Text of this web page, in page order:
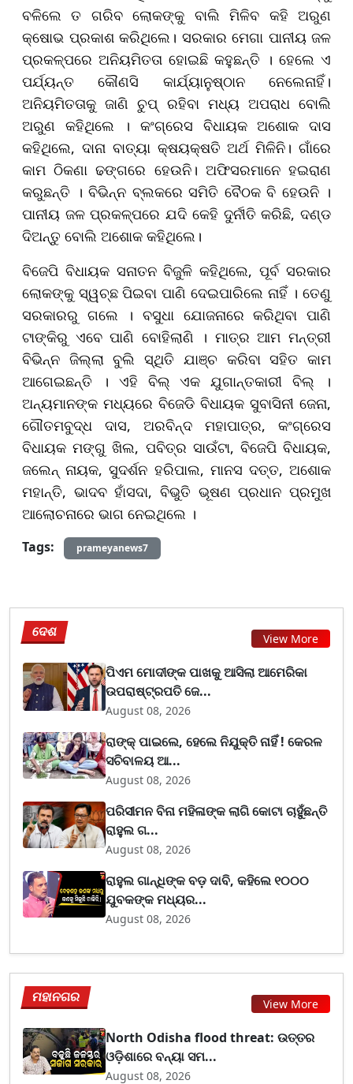
ବଳିଲେ ତ ଗରିବ ଲୋକଙ୍କୁ ବାଲି ମିଳିବ କହି ଅରୁଣ
କ୍ଷୋଭ ପ୍ରକାଶ କରିଥିଲେ। ସରକାର ମେଗା ପାନୀୟ ଜଳ
ପ୍ରକଳ୍ପରେ ଅନିୟମିତତା ହୋଇଛି କହୁଛନ୍ତି । ହେଲେ ଏ
ପର୍ଯ୍ୟନ୍ତ କୌଣସି କାର୍ଯ୍ୟାନୁଷ୍ଠାନ ନେଲେନାହିଁ।
ଅନିୟମିତତାକୁ ଜାଣି ଚୁପ୍‌ ରହିବା ମଧ୍ୟ ଅପରାଧ ବୋଲି
ଅରୁଣ କହିଥିଲେ । କଂଗ୍ରେସ ବିଧାୟକ ଅଶୋକ ଦାସ
କହିଥିଲେ, ଦାନା ବାତ୍ୟା କ୍ଷୟକ୍ଷତି ଅର୍ଥ ମିଳିନି। ଗାଁରେ
କାମ ଠିକଣା ଢଙ୍ଗରେ ହେଉନି। ଅଫିସରମାନେ ହଇରାଣ
କରୁଛନ୍ତି । ବିଭିନ୍ନ ବ୍ଲକରେ ସମିତି ବୈଠକ ବି ହେଉନି ।
ପାନୀୟ ଜଳ ପ୍ରକଳ୍ପରେ ଯଦି କେହି ଦୁର୍ନୀତି କରିଛି, ଦଣ୍ଡ
ଦିଅନ୍ତୁ ବୋଲି ଅଶୋକ କହିଥିଲେ।
ବିଜେପି ବିଧାୟକ ସନାତନ ବିଜୁଳି କହିଥିଲେ, ପୂର୍ବ ସରକାର
ଲୋକଙ୍କୁ ସ୍ୱଚ୍ଛ ପିଇବା ପାଣି ଦେଇପାରିଲେ ନାହିଁ । ତେଣୁ
ସରକାରରୁ ଗଲେ । ବସୁଧା ଯୋଜନାରେ କରିଥିବା ପାଣି
ଟାଙ୍କିରୁ ଏବେ ପାଣି ବୋହିଲାଣି । ମାତ୍ର ଆମ ମନ୍ତ୍ରୀ
ବିଭିନ୍ନ ଜିଲ୍ଲା ବୁଲି ସ୍ଥିତି ଯାଞ୍ଚ କରିବା ସହିତ କାମ
ଆଗେଇଛନ୍ତି । ଏହି ବିଲ୍‌ ଏକ ଯୁଗାନ୍ତକାରୀ ବିଲ୍‌ ।
ଅନ୍ୟମାନଙ୍କ ମଧ୍ୟରେ ବିଜେଡି ବିଧାୟକ ସୁବାସିନୀ ଜେନା,
ଗୌତମବୁଦ୍ଧ ଦାସ, ଅରବିନ୍ଦ ମହାପାତ୍ର, କଂଗ୍ରେସ
ବିଧାୟକ ମଙ୍ଗୁ ଖିଲ, ପବିତ୍ର ସାଉଁଟା, ବିଜେପି ବିଧାୟକ,
ଜଲେନ୍‌ ନାୟକ, ସୁଦର୍ଶନ ହରିପାଲ, ମାନସ ଦତ୍ତ, ଅଶୋକ
ମହାନ୍ତି, ଭାଦବ ହାଁସଦା, ବିଭୁତି ଭୂଷଣ ପ୍ରଧାନ ପ୍ରମୁଖ
ଆଲୋଚନାରେ ଭାଗ ନେଇଥିଲେ ।
Tags: prameyanews7
ଦେଶ View More
ପିଏମ ମୋଦୀଙ୍କ ପାଖକୁ ଆସିଲା ଆମେରିକା
ଉପରାଷ୍ଟ୍ରପତି ଜେ...
August 08, 2026
ରାଙ୍କ୍ ପାଇଲେ, ହେଲେ ନିଯୁକ୍ତି ନାହିଁ ! କେରଳ
ସଚିବାଳୟ ଆ...
August 08, 2026
ପରିସୀମନ ବିନା ମହିଳାଙ୍କ ଲାଗି କୋଟା ଚାହୁଁଛନ୍ତି
ରାହୁଲ ଗ...
August 08, 2026
ରାହୁଲ ଗାନ୍ଧିଙ୍କ ବଡ଼ ଦାବି, କହିଲେ ୧୦୦୦
ଯୁବକଙ୍କ ମଧ୍ୟର...
August 08, 2026
ମହାନଗର View More
North Odisha flood threat: ଉତ୍ତର
ଓଡ଼ିଶାରେ ବନ୍ୟା ସମ...
August 08, 2026